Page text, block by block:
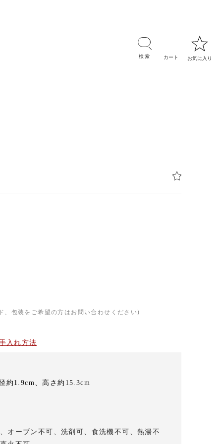
包装をご希望の方はお問い合わせください)
入れ方法
約1.9cm、高さ約15.3cm
オーブン不可、洗剤可、食洗機不可、熱湯不